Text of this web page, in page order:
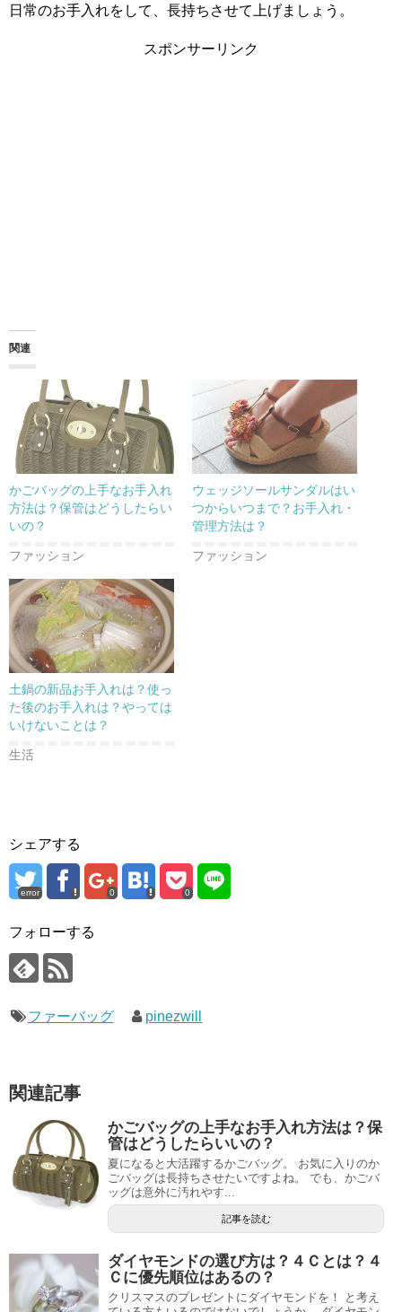
日常のお手入れをして、長持ちさせて上げましょう。
スポンサーリンク
関連
かごバッグの上手なお手入れ
方法は？保管はどうしたらい
いの？
ファッション
ウェッジソールサンダルはい
つからいつまで？お手入れ・
管理方法は？
ファッション
土鍋の新品お手入れは？使っ
た後のお手入れは？やっては
いけないことは？
生活
シェアする
error 0 0
フォローする
ファーバッグ pinezwill
関連記事
かごバッグの上手なお手入れ方法は？保
管はどうしたらいいの？
夏になると大活躍するかごバッグ。 お気に入りのか
ごバッグは長持ちさせたいですよね。 でも、かごバ
ッグは意外に汚れやす...
記事を読む
ダイヤモンドの選び方は？４Ｃとは？４
Ｃに優先順位はあるの？
クリスマスのプレゼントにダイヤモンドを！ と考え